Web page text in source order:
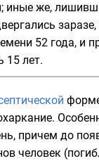
же,
52 года,
15 лет.
причем до
человек